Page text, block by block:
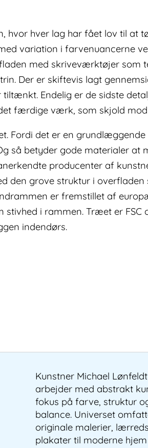
hvor hver lag har fået lov til at
variation i farvenuancerne
med skriveværktøjer som
Der er skiftevis lagt
Endelig er de sidste
færdige værk, som skjold mod
Fordi det er en
så betyder gode materialer at
producenter af
den grove struktur i overfladen
er fremstillet af
i rammen. Træet er FSC
indendørs.
Kunstner Michael Lønfeldt
arbejder med abstrakt
fokus på farve, struktur
balance. Universet
originale malerier,
plakater til moderne